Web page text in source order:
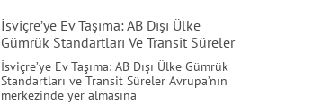
İsviçre’ye Ev Taşıma: AB Dışı Ülke
Gümrük Standartları Ve Transit Süreler
İsviçre’ye Ev Taşıma: AB Dışı Ülke Gümrük
Standartları ve Transit Süreler Avrupa’nın
merkezinde yer almasına